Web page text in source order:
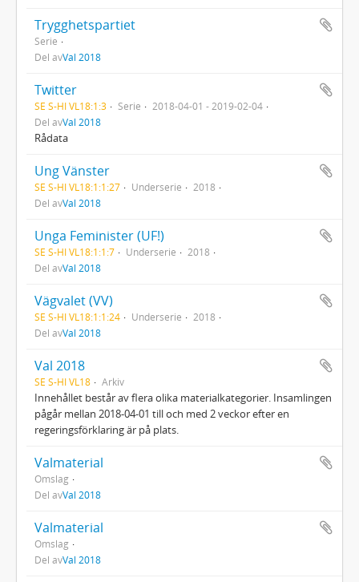
Trygghetspartiet
Serie
Del avVal 2018
Twitter
SE S-HI VL18:1:3 Serie
2018-04-01 - 2019-02-04
Del avVal 2018
Rådata
Ung Vänster
SE S-HI VL18:1:1:27 Underserie
2018
Del avVal 2018
Unga Feminister (UF!)
SE S-HI VL18:1:1:7 Underserie
2018
Del avVal 2018
Vägvalet (VV)
SE S-HI VL18:1:1:24 Underserie
2018
Del avVal 2018
Val 2018
SE S-HI VL18 Arkiv
Innehållet består av flera olika materialkategorier. Insamlingen
pågår mellan 2018-04-01 till och med 2 veckor efter en
regeringsförklaring är på plats.
Valmaterial
Omslag
Del avVal 2018
Valmaterial
Omslag
Del avVal 2018